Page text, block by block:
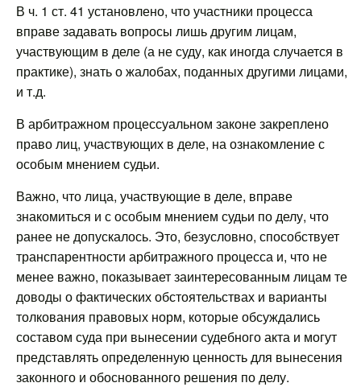
В ч. 1 ст. 41 установлено, что участники процесса
вправе задавать вопросы лишь другим лицам,
участвующим в деле (а не суду, как иногда случается в
практике), знать о жалобах, поданных другими лицами,
и т.д.
В арбитражном процессуальном законе закреплено
право лиц, участвующих в деле, на ознакомление с
особым мнением судьи.
Важно, что лица, участвующие в деле, вправе
знакомиться и с особым мнением судьи по делу, что
ранее не допускалось. Это, безусловно, способствует
транспарентности арбитражного процесса и, что не
менее важно, показывает заинтересованным лицам те
доводы о фактических обстоятельствах и варианты
толкования правовых норм, которые обсуждались
составом суда при вынесении судебного акта и могут
представлять определенную ценность для вынесения
законного и обоснованного решения по делу.